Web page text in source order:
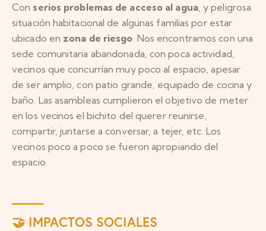
Con serios problemas de acceso al agua, y peligrosa
situación habitacional de algunas familias por estar
ubicado en zona de riesgo . Nos encontramos con una
sede comunitaria abandonada, con poca actividad,
vecinos que concurrían muy poco al espacio, apesar
de ser amplio, con patio grande, equipado de cocina y
baño. Las asambleas cumplieron el objetivo de meter
en los vecinos el bichito del querer reunirse,
compartir, juntarse a conversar, a tejer, etc. Los
vecinos poco a poco se fueron apropiando del
espacio.
🤝 IMPACTOS SOCIALES